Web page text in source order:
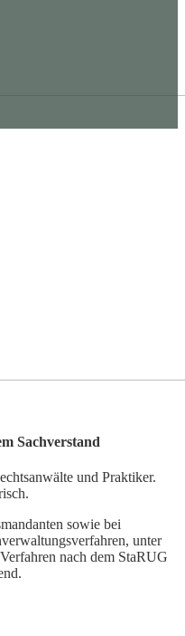
Sachverstand
und Praktiker.
sowie bei
unter
nach dem StaRUG